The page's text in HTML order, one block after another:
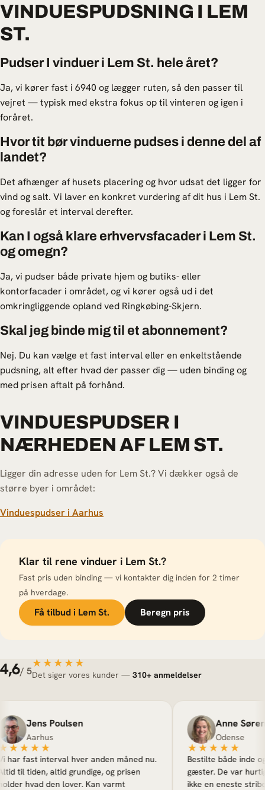
VINDUESPUDSNING I LEM
ST.
Pudser I vinduer i Lem St. hele året?
Ja, vi kører fast i 6940 og lægger ruten, så den passer til
vejret — typisk med ekstra fokus op til vinteren og igen i
foråret.
Hvor tit bør vinduerne pudses i denne del af
landet?
Det afhænger af husets placering og hvor udsat det ligger for
vind og salt. Vi laver en konkret vurdering af dit hus i Lem St.
og foreslår et interval derefter.
Kan I også klare erhvervsfacader i Lem St.
og omegn?
Ja, vi pudser både private hjem og butiks- eller
kontorfacader i området, og vi kører også ud i det
omkringliggende opland ved Ringkøbing-Skjern.
Skal jeg binde mig til et abonnement?
Nej. Du kan vælge et fast interval eller en enkeltstående
pudsning, alt efter hvad der passer dig — uden binding og
med prisen aftalt på forhånd.
VINDUESPUDSER I
NÆRHEDEN AF LEM ST.
Ligger din adresse uden for Lem St.? Vi dækker også de
større byer i området:
Vinduespudser i Aarhus
Klar til rene vinduer i Lem St.?
Fast pris uden binding — vi kontakter dig inden for 2 timer
på hverdage.
Få tilbud i Lem St. Beregn pris
4,6/ 5
★★★★★
★★★★★
Det siger vores kunder — 310+ anmeldelser
Jens Poulsen
Aarhus
fast interval hver anden måned nu.
tiden, altid grundige, og prisen
hvad den lover. Kan varmt
Anne Sørensen
Odense
★★★★★
Bestilte både inde og
gæster. De var hurtige,
ikke en eneste stribe.